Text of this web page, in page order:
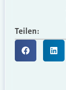
Teilen: